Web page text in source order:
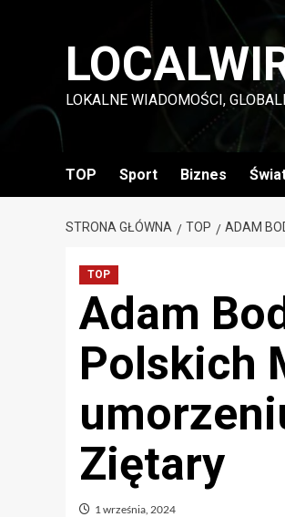
LOKALNE WIADOMOŚCI,
TOP Sport Biznes
STRONA GŁÓWNA TOP ADAM
TOP
Adam
Polskich
Ziętary
1 września, 2024